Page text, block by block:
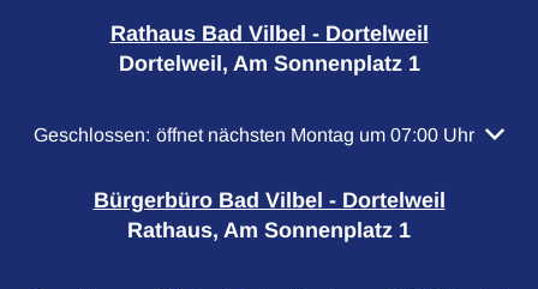
Rathaus Bad Vilbel - Dortelweil
Dortelweil, Am Sonnenplatz 1
Klicken, um weitere Öffnungs- oder Schließzeiten
Geschlossen: öffnet nächsten Montag um 07:00 Uhr
Bürgerbüro Bad Vilbel - Dortelweil
Rathaus, Am Sonnenplatz 1